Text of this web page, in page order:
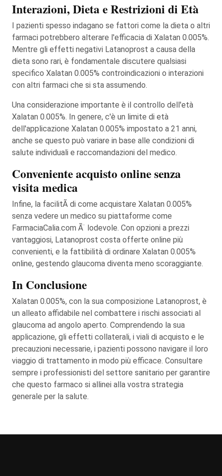
Interazioni, Dieta e Restrizioni di Età
I pazienti spesso indagano se fattori come la dieta o altri
farmaci potrebbero alterare l'efficacia di Xalatan 0.005%.
Mentre gli effetti negativi Latanoprost a causa della
dieta sono rari, è fondamentale discutere qualsiasi
specifico Xalatan 0.005% controindicazioni o interazioni
con altri farmaci che si sta assumendo.
Una considerazione importante è il controllo dell'età
Xalatan 0.005%. In genere, c'è un limite di età
dell'applicazione Xalatan 0.005% impostato a 21 anni,
anche se questo può variare in base alle condizioni di
salute individuali e raccomandazioni del medico.
Conveniente acquisto online senza
visita medica
Infine, la facilitÃ di come acquistare Xalatan 0.005%
senza vedere un medico su piattaforme come
FarmaciaCalia.com Ã ̈ lodevole. Con opzioni a prezzi
vantaggiosi, Latanoprost costa offerte online più
convenienti, e la fattibilità di ordinare Xalatan 0.005%
online, gestendo glaucoma diventa meno scoraggiante.
In Conclusione
Xalatan 0.005%, con la sua composizione Latanoprost, è
un alleato affidabile nel combattere i rischi associati al
glaucoma ad angolo aperto. Comprendendo la sua
applicazione, gli effetti collaterali, i viali di acquisto e le
precauzioni necessarie, i pazienti possono navigare il loro
viaggio di trattamento in modo più efficace. Consultare
sempre i professionisti del settore sanitario per garantire
che questo farmaco si allinei alla vostra strategia
generale per la salute.